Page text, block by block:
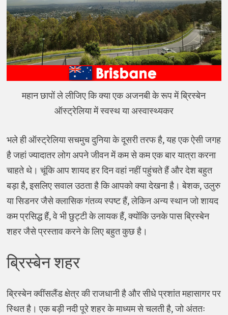
महान छापों ले लीजिए कि क्या एक अजनबी के रूप में ब्रिस्बेन
ऑस्ट्रेलिया में स्वस्थ या अस्वास्थ्यकर
भले ही ऑस्ट्रेलिया सचमुच दुनिया के दूसरी तरफ है, यह एक ऐसी जगह
है जहां ज्यादातर लोग अपने जीवन में कम से कम एक बार यात्रा करना
चाहते थे। चूंकि आप शायद हर दिन वहां नहीं पहुंचते हैं और देश बहुत
बड़ा है, इसलिए सवाल उठता है कि आपको क्या देखना है। बेशक, उलुरु
या सिडनर जैसे क्लासिक गंतव्य स्पष्ट हैं, लेकिन अन्य स्थान जो शायद
कम प्रसिद्ध हैं, वे भी छुट्टी के लायक हैं, क्योंकि उनके पास ब्रिस्बेन
शहर जैसे प्रस्ताव करने के लिए बहुत कुछ है।
ब्रिस्बेन शहर
ब्रिस्बेन क्वींसलैंड क्षेत्र की राजधानी है और सीधे प्रशांत महासागर पर
स्थित है। एक बड़ी नदी पूरे शहर के माध्यम से चलती है, जो अंततः